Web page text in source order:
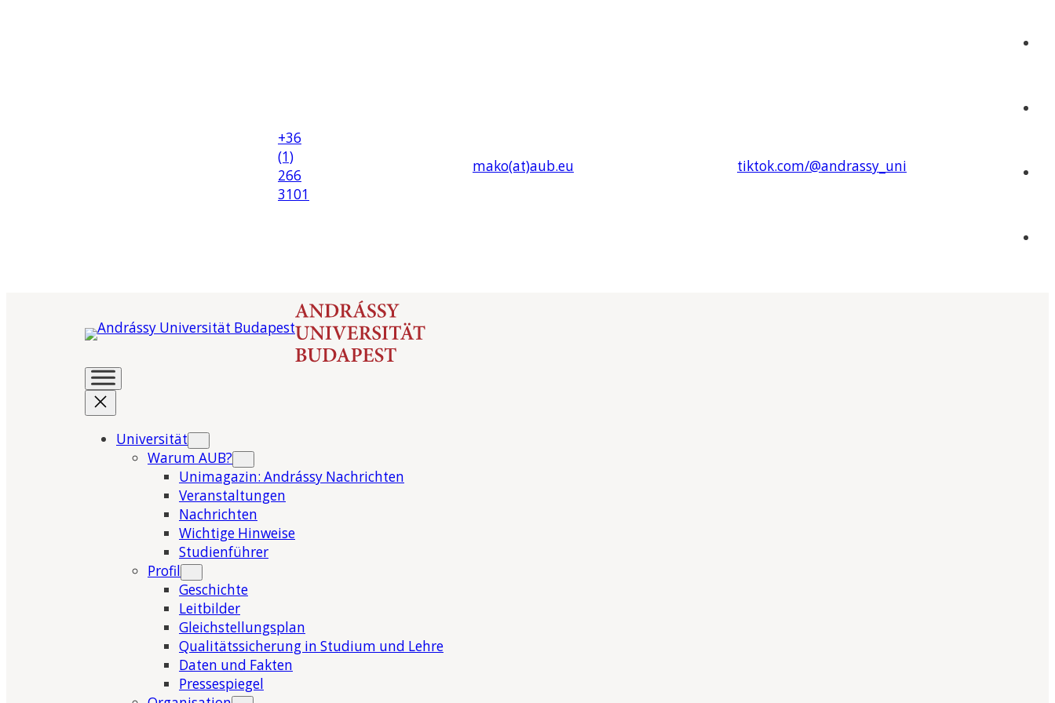
+36
(1)
266
3101
mako(at)aub.eu tiktok.com/@andrassy_uni
Universität
Warum AUB?
Unimagazin: Andrássy Nachrichten
Veranstaltungen
Nachrichten
Wichtige Hinweise
Studienführer
Profil
Geschichte
Leitbilder
Gleichstellungsplan
Qualitätssicherung in Studium und Lehre
Daten und Fakten
Pressespiegel